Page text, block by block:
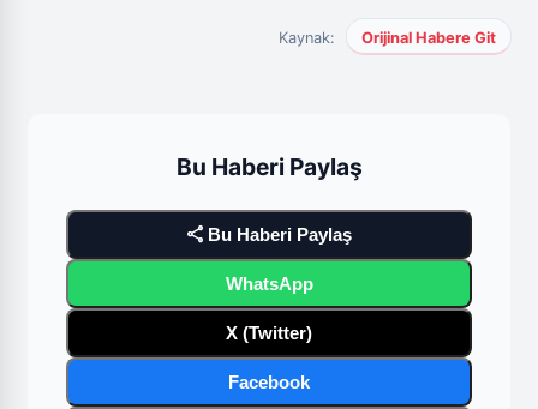
Kaynak: Orijinal Habere Git
Bu Haberi Paylaş
share Bu Haberi Paylaş
WhatsApp
X (Twitter)
Facebook